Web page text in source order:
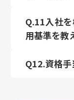
Q.11入社
用基準を教
Q12.資格手